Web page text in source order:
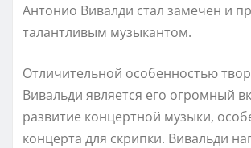
Антонио Вивалди стал замечен и
талантливым музыкантом.
Отличительной особенностью
Вивальди является его огромный
развитие концертной музыки,
концерта для скрипки. Вивальди